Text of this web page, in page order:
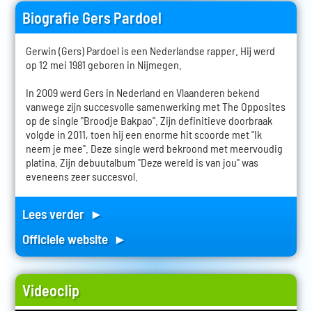
Biografie Gers Pardoel
Gerwin (Gers) Pardoel is een Nederlandse rapper. Hij werd
op 12 mei 1981 geboren in Nijmegen.
In 2009 werd Gers in Nederland en Vlaanderen bekend
vanwege zijn succesvolle samenwerking met The Opposites
op de single "Broodje Bakpao". Zijn definitieve doorbraak
volgde in 2011, toen hij een enorme hit scoorde met "Ik
neem je mee". Deze single werd bekroond met meervoudig
platina. Zijn debuutalbum "Deze wereld is van jou" was
eveneens zeer succesvol.
Lees verder ►
Officiele website ►
Videoclip